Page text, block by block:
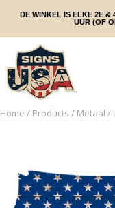
DE WINKEL IS ELKE 2E &
UUR (OF
Home / Products / Metaal /